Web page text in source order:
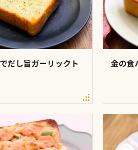
だし旨ガーリックト
金の食